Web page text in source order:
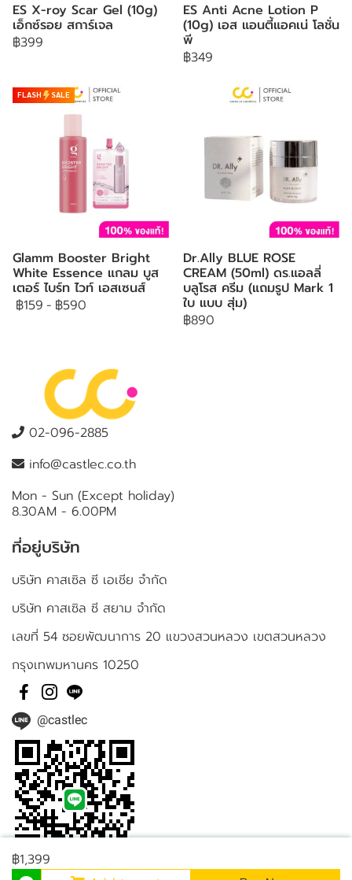
ES X-roy Scar Gel (10g)
เอ็กซ์รอย สการ์เจล
฿399
ES Anti Acne Lotion P
(10g) เอส แอนตี้แอคเน่ โลชั่น
พี
฿349
FLASH SALE
Glamm Booster Bright
White Essence แกลม บูส
เตอร์ ไบร์ท ไวท์ เอสเซนส์
฿159 - ฿590
Dr.Ally BLUE ROSE
CREAM (50ml) ดร.แอลลี่
บลูโรส ครีม (แถมรูป Mark 1
ใบ แบบ สุ่ม)
฿890
฿1,399
02-096-2885
info@castlec.co.th
Mon - Sun (Except holiday)
8.30AM - 6.00PM
ที่อยู่บริษัท
บริษัท คาสเซิล ซี เอเชีย จำกัด
บริษัท คาสเซิล ซี สยาม จำกัด
เลขที่ 54 ซอยพัฒนาการ 20 แขวงสวนหลวง เขตสวนหลวง
กรุงเทพมหานคร 10250
@castlec